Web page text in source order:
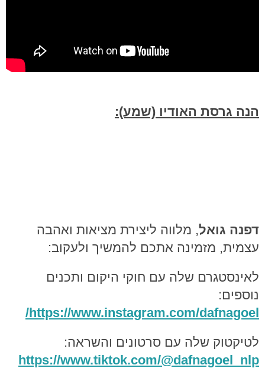
הנה גרסת האודיו (שמע):
דפנה גואל, מלווה ליצירת מציאות ואהבה
עצמית, מזמינה אתכם להמשיך ולעקוב:
לאינסטגרם שלה עם חוקי היקום ותכנים
נוספים:
https://www.instagram.com/dafnagoel
/
לטיקטוק שלה עם סרטונים והשראה:
https://www.tiktok.com/@dafnagoel_nlp